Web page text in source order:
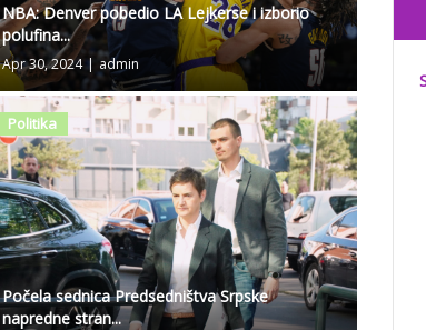
NBA: Denver pobedio LA Lejkerse i izborio
polufina...
Apr 30, 2024 | admin
Politika
Počela sednica Predsedništva Srpske
napredne stran...